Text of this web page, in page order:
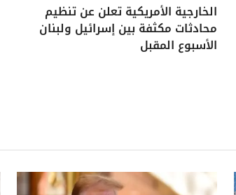
الخارجية الأمريكية تعلن عن تنظيم
محادثات مكثفة بين إسرائيل ولبنان
الأسبوع المقبل